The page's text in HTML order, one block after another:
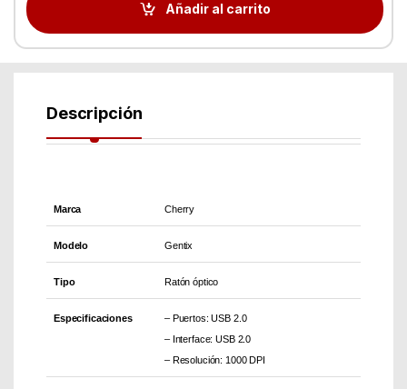
Añadir al carrito
Descripción
Marca Cherry
Modelo Gentix
Tipo Ratón óptico
Especificaciones
– Puertos: USB 2.0
– Interface: USB 2.0
– Resolución: 1000 DPI